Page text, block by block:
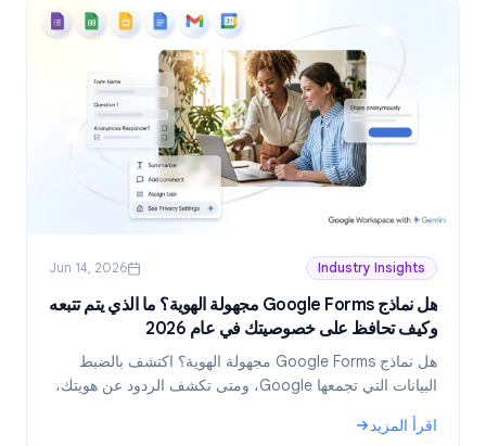
Industry Insights
Jun 14, 2026
هل نماذج Google Forms مجهولة الهوية؟ ما الذي يتم تتبعه
وكيف تحافظ على خصوصيتك في عام 2026
هل نماذج Google Forms مجهولة الهوية؟ اكتشف بالضبط
البيانات التي تجمعها Google، ومتى تكشف الردود عن هويتك،
اقرأ المزيد
: هل نماذج Google Forms مجهولة الهوية؟ ما الذي يتم تتبعه وكيف تحافظ على خصوصيتك في عام 2026